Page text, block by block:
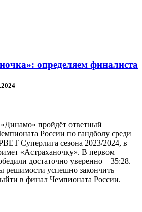
определяем финалиста
пройдёт ответный
России по гандболу среди
Суперлига сезона 2023/2024, в
«Астраханочку». В первом
достаточно уверенно – 35:28.
решимости успешно закончить
в финал Чемпионата России.